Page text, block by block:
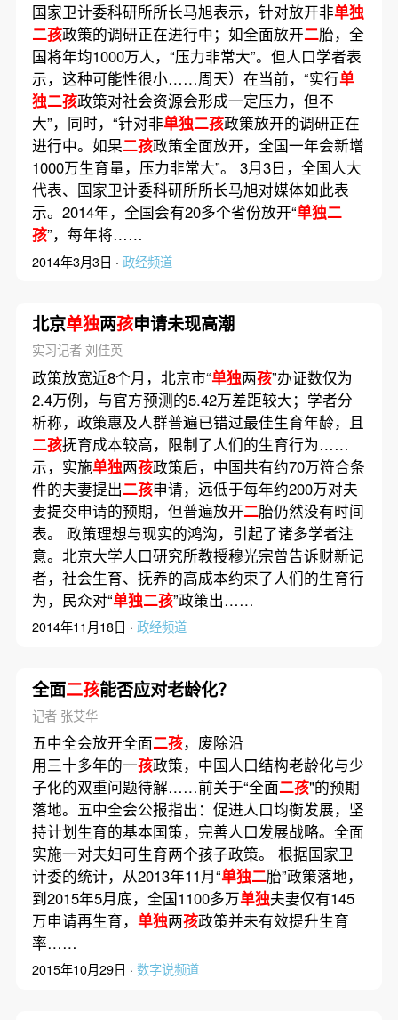
国家卫计委科研所所长马旭表示，针对放开非单独
二孩政策的调研正在进行中；如全面放开二胎，全
国将年均1000万人，“压力非常大”。但人口学者表
示，这种可能性很小……周天）在当前，“实行单
独二孩政策对社会资源会形成一定压力，但不
大”，同时，“针对非单独二孩政策放开的调研正在
进行中。如果二孩政策全面放开，全国一年会新增
1000万生育量，压力非常大”。 3月3日，全国人大
代表、国家卫计委科研所所长马旭对媒体如此表
示。2014年，全国会有20多个省份放开“单独二
孩”，每年将……
2014年3月3日 · 政经频道
北京单独两孩申请未现高潮
实习记者 刘佳英
政策放宽近8个月，北京市“单独两孩”办证数仅为
2.4万例，与官方预测的5.42万差距较大；学者分
析称，政策惠及人群普遍已错过最佳生育年龄，且
二孩抚育成本较高，限制了人们的生育行为……
示，实施单独两孩政策后，中国共有约70万符合条
件的夫妻提出二孩申请，远低于每年约200万对夫
妻提交申请的预期，但普遍放开二胎仍然没有时间
表。 政策理想与现实的鸿沟，引起了诸多学者注
意。北京大学人口研究所教授穆光宗曾告诉财新记
者，社会生育、抚养的高成本约束了人们的生育行
为，民众对“单独二孩”政策出……
2014年11月18日 · 政经频道
全面二孩能否应对老龄化？
记者 张艾华
五中全会放开全面二孩，废除沿
用三十多年的一孩政策，中国人口结构老龄化与少
子化的双重问题待解……前关于“全面二孩"的预期
落地。五中全会公报指出：促进人口均衡发展，坚
持计划生育的基本国策，完善人口发展战略。全面
实施一对夫妇可生育两个孩子政策。 根据国家卫
计委的统计，从2013年11月“单独二胎”政策落地，
到2015年5月底，全国1100多万单独夫妻仅有145
万申请再生育， 单独两孩政策并未有效提升生育
率……
2015年10月29日 · 数字说频道